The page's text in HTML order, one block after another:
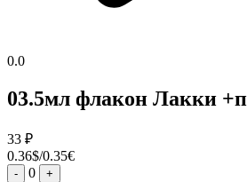
0.0
03.5мл флакон Лакки
33 ₽
0.36$/0.35€
- 0 +